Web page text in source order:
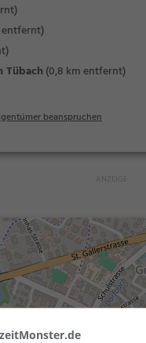
entfernt)
Tübach (0,8 km entfernt)
beanspruchen